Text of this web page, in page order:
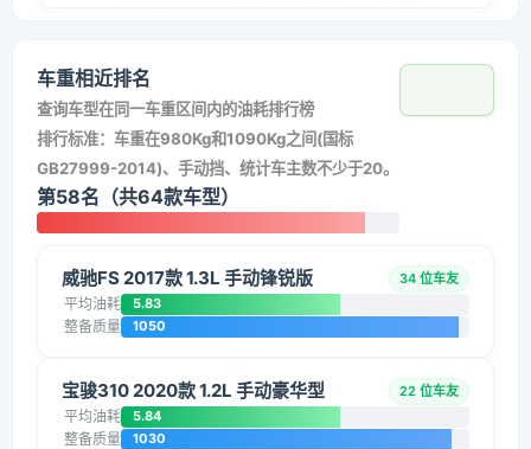
车重相近排名
查询车型在同一车重区间内的油耗排行榜
排行标准：车重在980Kg和1090Kg之间(国标
GB27999-2014)、手动挡、统计车主数不少于20。
第58名（共64款车型）
威驰FS 2017款 1.3L 手动锋锐版 34 位车友
平均油耗 5.83
整备质量 1050
宝骏310 2020款 1.2L 手动豪华型 22 位车友
平均油耗 5.84
整备质量 1030